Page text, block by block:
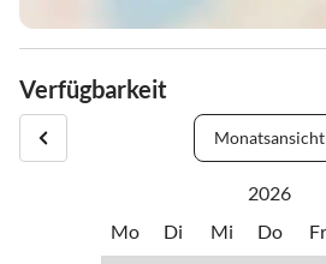
Verfügbarkeit
Monatsansicht
2026
Mo
Di Mi Do Fr